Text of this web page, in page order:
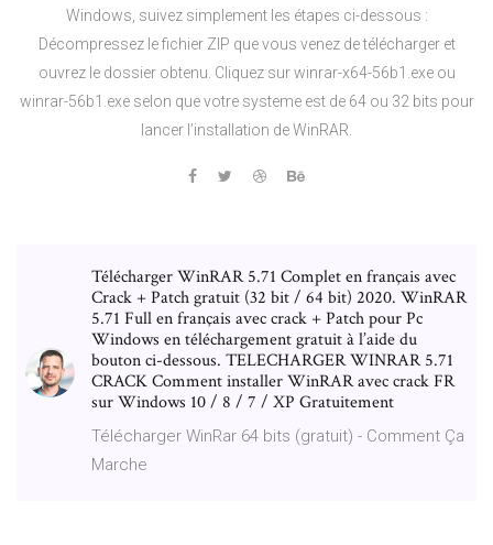
Windows, suivez simplement les étapes ci-dessous :
Décompressez le fichier ZIP que vous venez de télécharger et
ouvrez le dossier obtenu. Cliquez sur winrar-x64-56b1.exe ou
winrar-56b1.exe selon que votre systeme est de 64 ou 32 bits pour
lancer l’installation de WinRAR.
Télécharger WinRAR 5.71 Complet en français avec
Crack + Patch gratuit (32 bit / 64 bit) 2020. WinRAR
5.71 Full en français avec crack + Patch pour Pc
Windows en téléchargement gratuit à l’aide du
bouton ci-dessous. TELECHARGER WINRAR 5.71
CRACK Comment installer WinRAR avec crack FR
sur Windows 10 / 8 / 7 / XP Gratuitement
Télécharger WinRar 64 bits (gratuit) - Comment Ça
Marche